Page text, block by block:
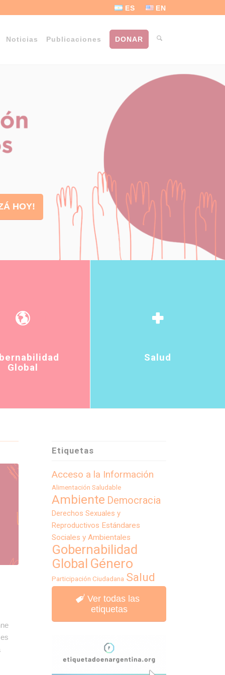
ES EN
Noticias Publicaciones DONAR
HOY!
Global
Salud
Etiquetas
Acceso a la Información
Alimentación Saludable
Ambiente Democracia
Derechos Sexuales y
Reproductivos Estándares
Sociales y Ambientales
Gobernabilidad
Global Género
Participación Ciudadana Salud
Ver todas las
etiquetas